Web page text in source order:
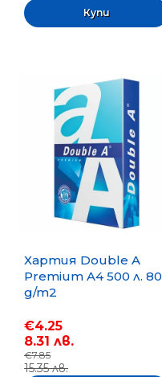
Хартия Double A
Premium A4 500 л. 80
g/m2
€4.25
8.31 лв.
€7.85
15.35 лв.